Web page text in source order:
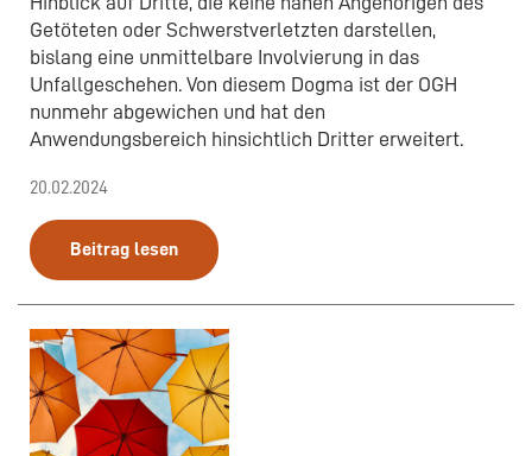
Getöteten oder Schwerstverletzten darstellen,
bislang eine unmittelbare Involvierung in das
Unfallgeschehen. Von diesem Dogma ist der OGH
nunmehr abgewichen und hat den
Anwendungsbereich hinsichtlich Dritter erweitert.
20.02.2024
Beitrag lesen